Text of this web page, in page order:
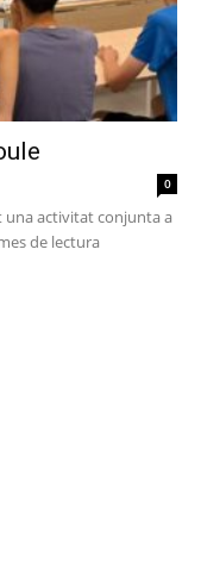
0
una activitat conjunta a
de lectura